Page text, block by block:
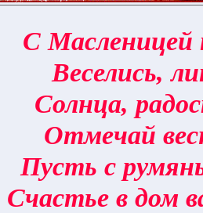
С Масленицей
Веселись,
Солнца,
Отмечай
Пусть с
Счастье в дом